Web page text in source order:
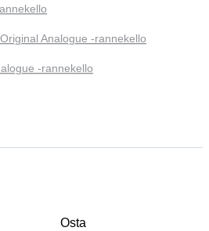
Analogue -rannekello
-rannekello
Osta